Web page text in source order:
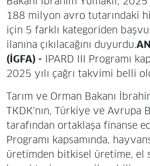
188 milyon avro tutarındaki
için 5 farklı kategoriden
ilanına çıkılacağını duyurdu.
(İGFA) - IPARD III Programı
2025 yılı çağrı takvimi belli
Tarım ve Orman Bakanı
TKDK'nın, Türkiye ve Avrupa
tarafından ortaklaşa finanse
Programı kapsamında,
üretimden bitkisel üretime, el